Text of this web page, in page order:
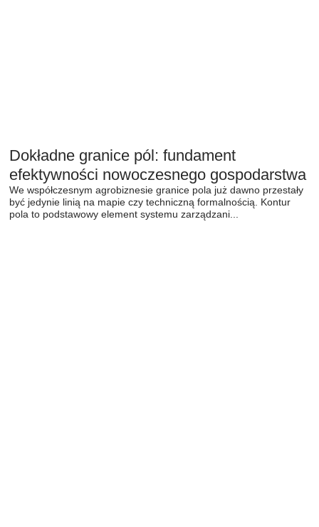
Dokładne granice pól: fundament
efektywności nowoczesnego gospodarstwa
We współczesnym agrobiznesie granice pola już dawno przestały
być jedynie linią na mapie czy techniczną formalnością. Kontur
pola to podstawowy element systemu zarządzani...